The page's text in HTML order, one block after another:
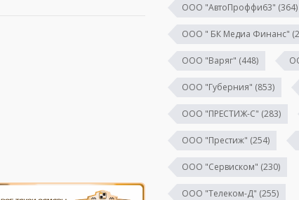
ООО "АвтоПроффи63" (364)
ООО " БК Медиа Финанс"
ООО "Варяг" (448)
ООО "Губерния" (853)
ООО "ПРЕСТИЖ-С" (283)
ООО "Престиж" (254)
ООО "Сервиском" (230)
ООО "Телеком-Д" (255)